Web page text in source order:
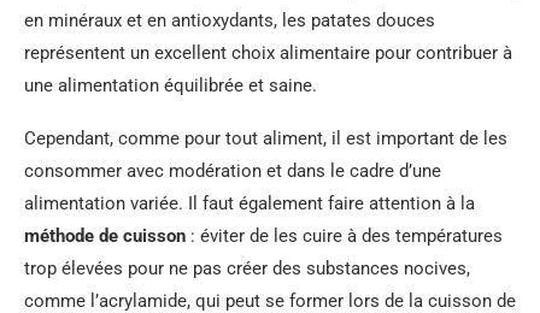
en minéraux et en antioxydants, les patates douces
représentent un excellent choix alimentaire pour contribuer à
une alimentation équilibrée et saine.
Cependant, comme pour tout aliment, il est important de les
consommer avec modération et dans le cadre d’une
alimentation variée. Il faut également faire attention à la
méthode de cuisson : éviter de les cuire à des températures
trop élevées pour ne pas créer des substances nocives,
comme l’acrylamide, qui peut se former lors de la cuisson de